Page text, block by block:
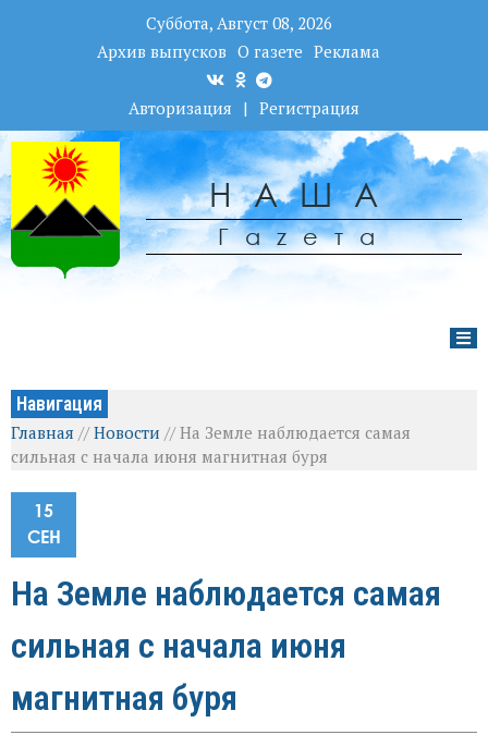
Суббота, Август 08, 2026
Архив выпусков О газете Реклама
Авторизация | Регистрация
НАША
Гаzета
Навигация
Главная //Новости //На Земле наблюдается самая
сильная с начала июня магнитная буря
15
СЕН
На Земле наблюдается самая
сильная с начала июня
магнитная буря